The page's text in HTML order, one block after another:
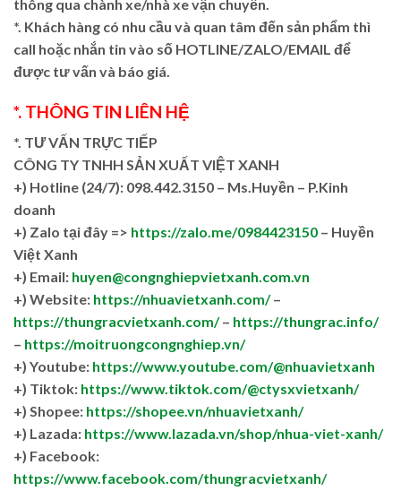
thông qua chành xe/nhà xe vận chuyển.
*. Khách hàng có nhu cầu và quan tâm đến sản phẩm thì
call hoặc nhắn tin vào số HOTLINE/ZALO/EMAIL để
được tư vấn và báo giá.
*. THÔNG TIN LIÊN HỆ
*. TƯ VẤN TRỰC TIẾP
CÔNG TY TNHH SẢN XUẤT VIỆT XANH
+) Hotline (24/7): 098.442.3150 – Ms.Huyền – P.Kinh
doanh
+) Zalo tại đây => https://zalo.me/0984423150 – Huyền
Việt Xanh
+) Email: huyen@congnghiepvietxanh.com.vn
+) Website: https://nhuavietxanh.com/–
https://thungracvietxanh.com/– https://thungrac.info/
– https://moitruongcongnghiep.vn/
+) Youtube: https://www.youtube.com/@nhuavietxanh
+) Tiktok: https://www.tiktok.com/@ctysxvietxanh/
+) Shopee: https://shopee.vn/nhuavietxanh/
+) Lazada: https://www.lazada.vn/shop/nhua-viet-xanh/
+) Facebook:
https://www.facebook.com/thungracvietxanh/